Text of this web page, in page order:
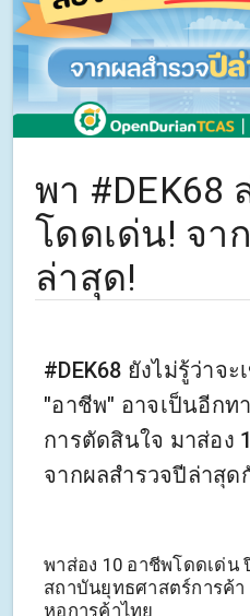
พา #DEK68
โดดเด่น! จา
ล่าสุด!
#DEK68 ยังไม่รู้ว่าจ
"อาชีพ" อาจเป็นอีกท
การตัดสินใจ มาส่อง
จากผลสำรวจปีล่าสุด
พาส่อง 10 อาชีพโดดเด่น
สถาบันยุทธศาสตร์การค้
หอการค้าไทย